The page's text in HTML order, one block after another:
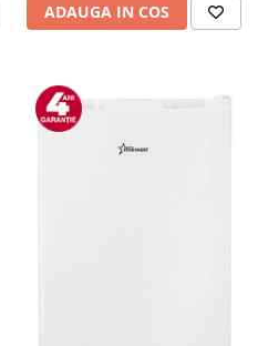
ADAUGA IN COS